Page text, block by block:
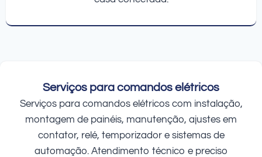
Serviços para comandos elétricos
Serviços para comandos elétricos com instalação,
montagem de painéis, manutenção, ajustes em
contator, relé, temporizador e sistemas de
automação. Atendimento técnico e preciso